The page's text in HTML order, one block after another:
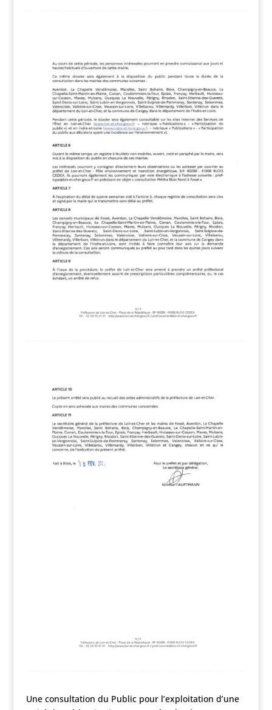
Une consultation du Public pour l’exploitation d’une